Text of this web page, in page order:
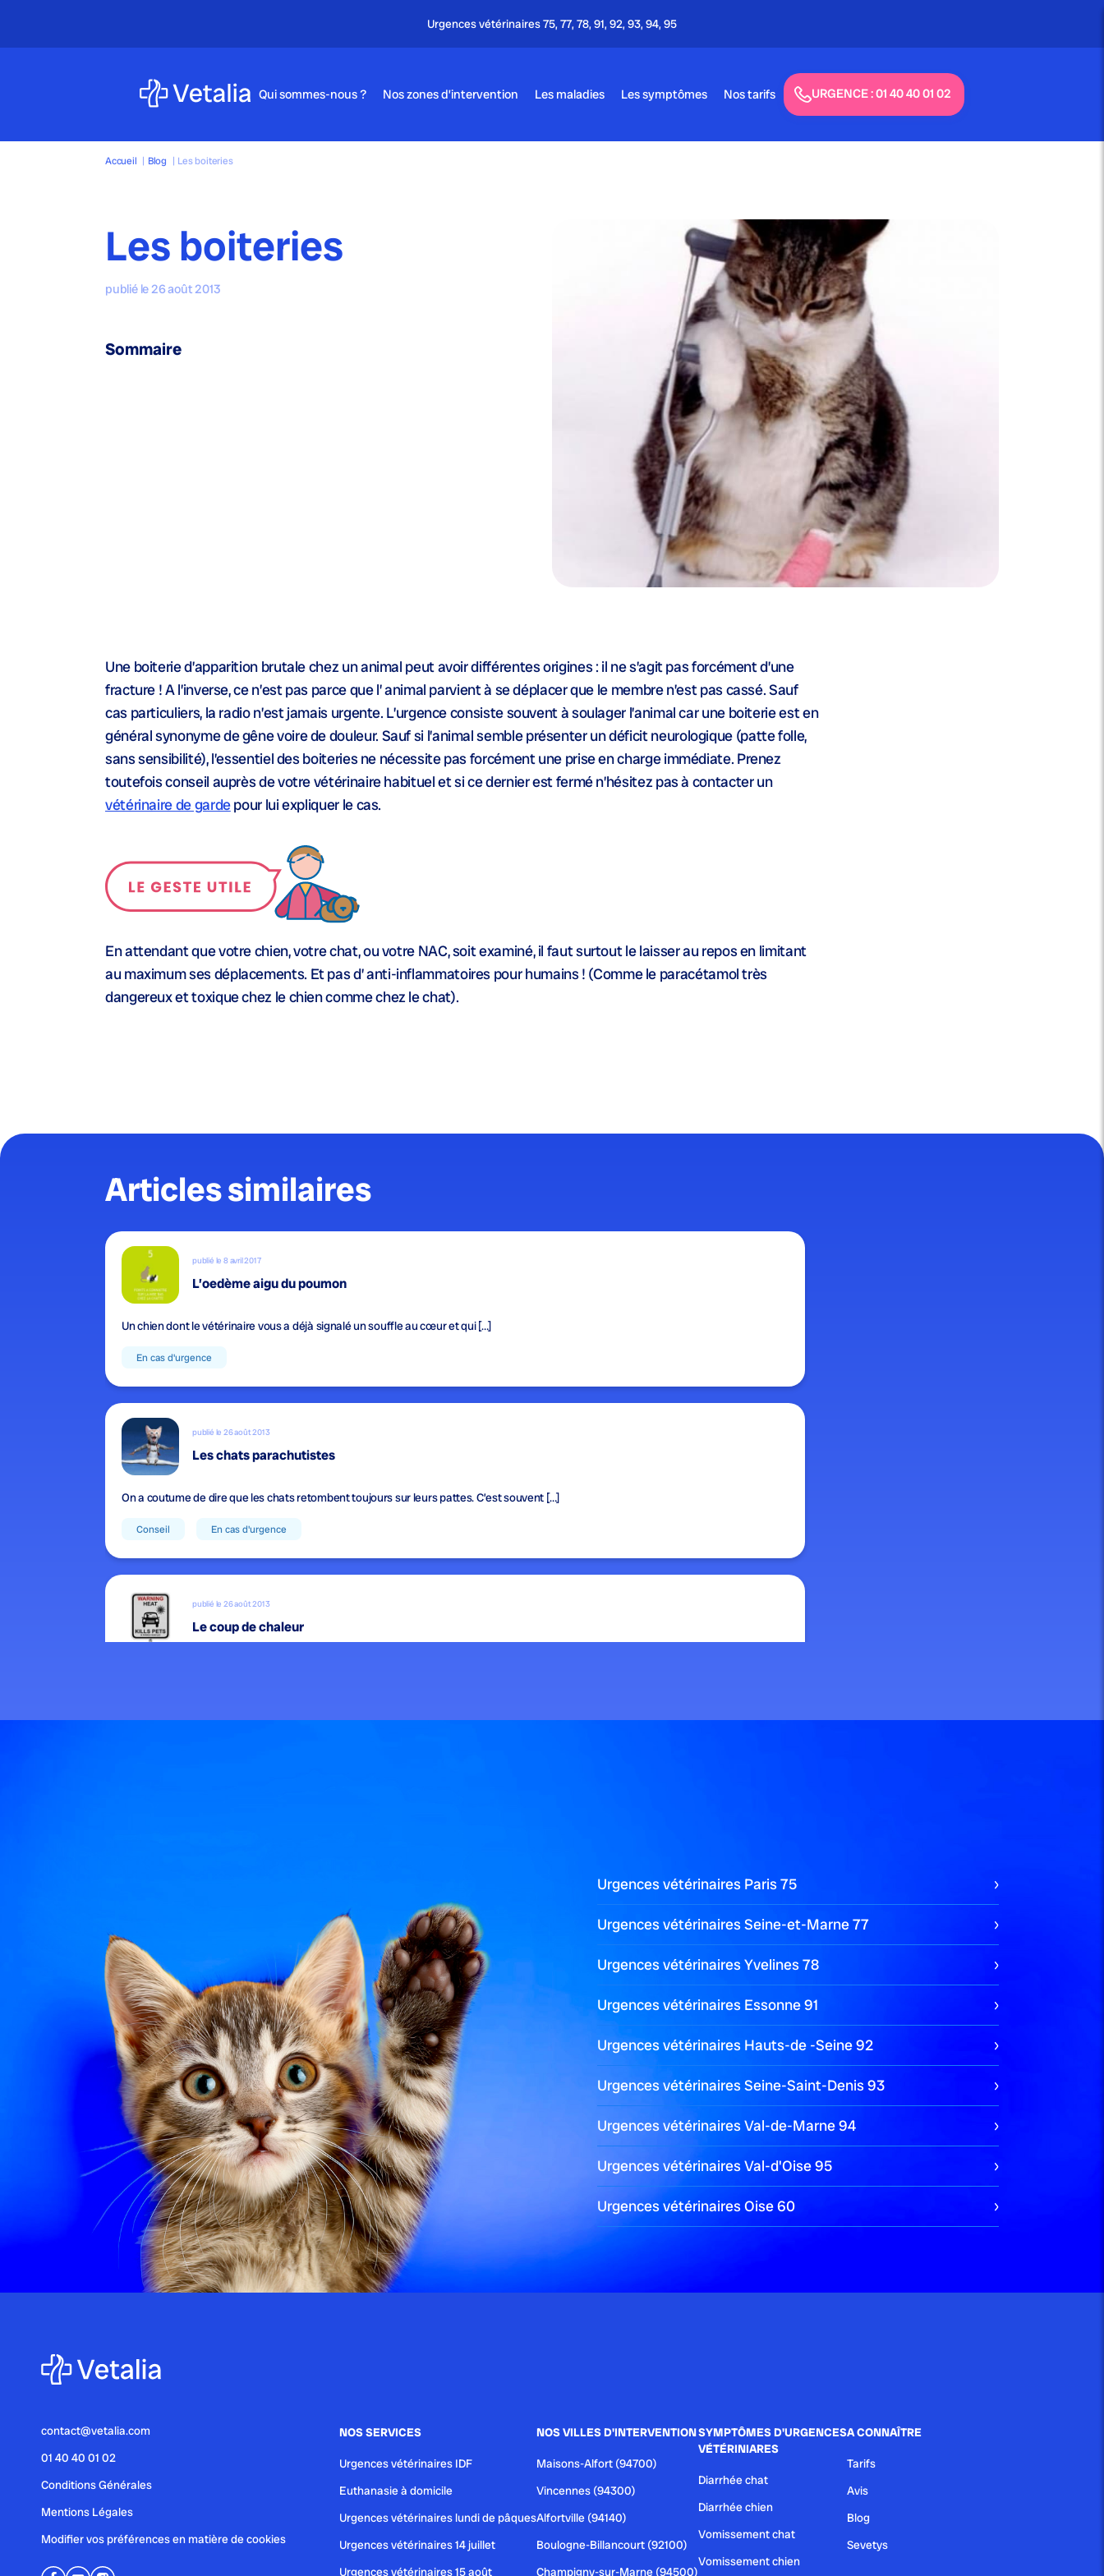
Qui sommes-nous ? Nos zones d’intervention Les maladies Les symptômes Nos tarifs URGENCE : 01 40 40 01 02
Accueil | Blog | Les boiteries
Les boiteries
publié le 26 août 2013
Sommaire
Une boiterie d’apparition brutale chez un animal peut avoir différentes origines : il ne s’agit pas forcément d’une
fracture ! A l’inverse, ce n’est pas parce que l’ animal parvient à se déplacer que le membre n’est pas cassé. Sauf
cas particuliers, la radio n’est jamais urgente. L’urgence consiste souvent à soulager l’animal car une boiterie est en
général synonyme de gêne voire de douleur. Sauf si l’animal semble présenter un déficit neurologique (patte folle,
sans sensibilité), l’essentiel des boiteries ne nécessite pas forcément une prise en charge immédiate. Prenez
toutefois conseil auprès de votre vétérinaire habituel et si ce dernier est fermé n’hésitez pas à contacter un
vétérinaire de gardepour lui expliquer le cas.
En attendant que votre chien, votre chat, ou votre NAC, soit examiné, il faut surtout le laisser au repos en limitant
au maximum ses déplacements. Et pas d’ anti-inflammatoires pour humains ! (Comme le paracétamol très
dangereux et toxique chez le chien comme chez le chat).
Articles similaires
publié le 8 avril 2017
L’oedème aigu du poumon
Un chien dont le vétérinaire vous a déjà signalé un souffle au cœur et qui […]
En cas d'urgence
publié le 26 août 2013
Les chats parachutistes
On a coutume de dire que les chats retombent toujours sur leurs pattes. C’est souvent […]
Conseil En cas d'urgence
publié le 26 août 2013
Le coup de chaleur
Les diarrhées
Fréquentes chez nos compagnons à 4 pattes, elles peuvent être liées à l’alimentation (changement trop […]
Conseil En cas d'urgence
publié le 26 août 2013
Les vomissements
Les vomissement sont très fréquents chez les carnivores domestiques et pas forcément signe de gravité […]
Conseil En cas d'urgence
publié le 26 août 2013
Si vous venez juste de voir votre animal avaler un objet, ce que les vétérinaires […]
Les accidents de la voie publique
Les accidents de la voie publique (AVP) sont assez fréquents chez les chats et les […]
Urgences vétérinaires Paris75
Urgences vétérinaires Seine-et-Marne77
Urgences vétérinaires Yvelines78
Urgences vétérinaires Essonne91
Urgences vétérinaires Hauts-de -Seine92
Urgences vétérinaires Seine-Saint-Denis93
Urgences vétérinaires Val-de-Marne94
Urgences vétérinaires Val-d'Oise95
Urgences vétérinaires Oise60
contact@vetalia.com
01 40 40 01 02
Conditions Générales
Mentions Légales
Modifier vos préférences en matière de cookies
NOS SERVICES
Urgences vétérinaires IDF
Euthanasie à domicile
Urgences vétérinaires lundi de pâques
Urgences vétérinaires 14 juillet
Urgences vétérinaires 15 août
NOS VILLES D'INTERVENTION
Maisons-Alfort (94700)
Vincennes (94300)
Alfortville (94140)
Boulogne-Billancourt (92100)
Champigny-sur-Marne (94500)
SYMPTÔMES D'URGENCES
VÉTÉRINIARES
Diarrhée chat
Diarrhée chien
Vomissement chat
Vomissement chien
A CONNAÎTRE
Tarifs
Avis
Blog
Sevetys